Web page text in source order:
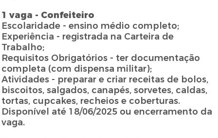
1 vaga - Confeiteiro
Escolaridade - ensino médio completo;
Experiência - registrada na Carteira de
Trabalho;
Requisitos Obrigatórios - ter documentação
completa (com dispensa militar);
Atividades - preparar e criar receitas de bolos,
biscoitos, salgados, canapés, sorvetes, caldas,
tortas, cupcakes, recheios e coberturas.
Disponível até 18/06/2025 ou encerramento da
vaga.